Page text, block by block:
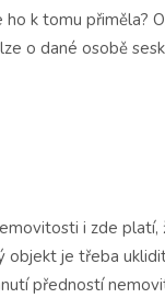
k tomu přiměla?
o dané osobě
i zde
objekt je třeba
předností